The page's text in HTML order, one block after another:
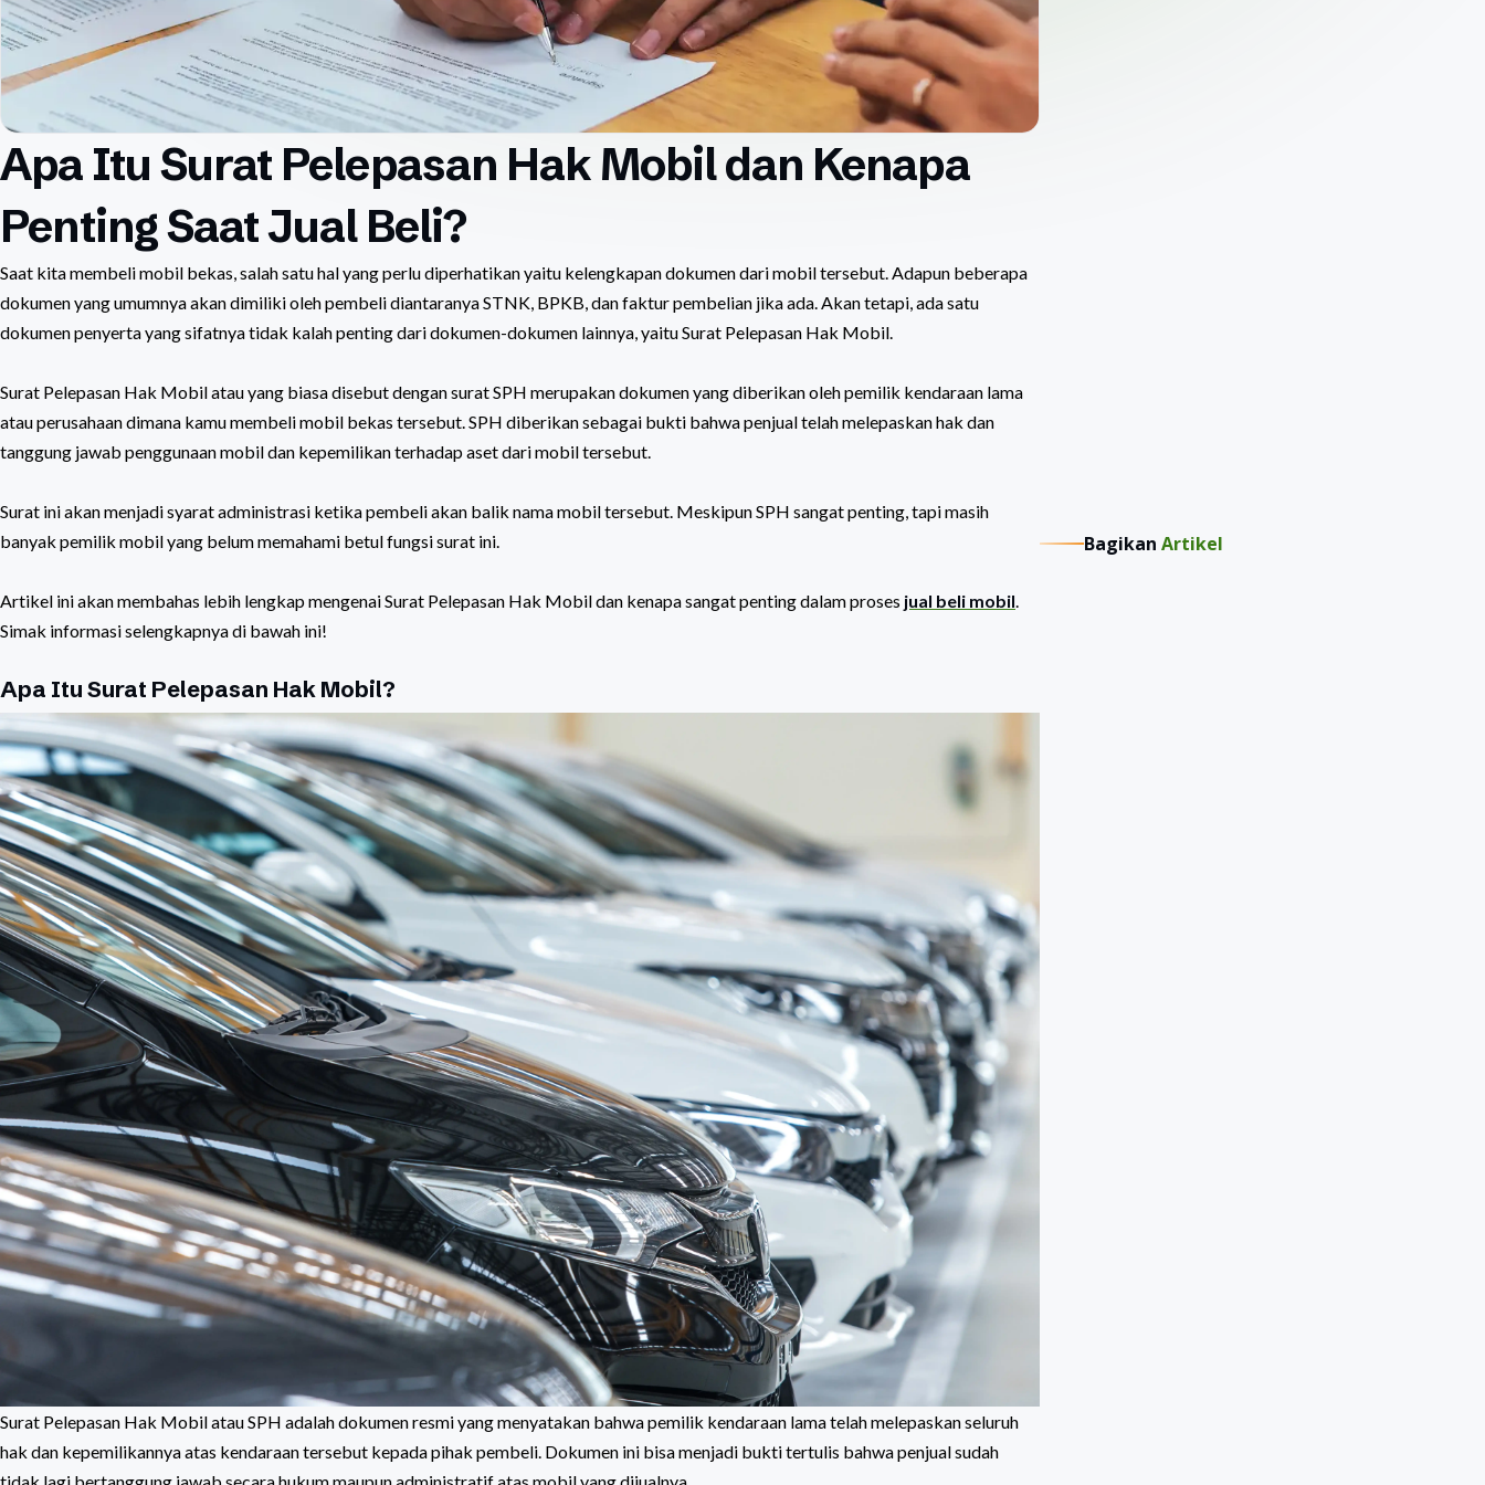
Apa Itu Surat Pelepasan Hak Mobil dan Kenapa
Penting Saat Jual Beli?
Saat kita membeli mobil bekas, salah satu hal yang perlu diperhatikan yaitu kelengkapan dokumen dari mobil tersebut. Adapun beberapa
dokumen yang umumnya akan dimiliki oleh pembeli diantaranya STNK, BPKB, dan faktur pembelian jika ada. Akan tetapi, ada satu
dokumen penyerta yang sifatnya tidak kalah penting dari dokumen-dokumen lainnya, yaitu Surat Pelepasan Hak Mobil.
Surat Pelepasan Hak Mobil atau yang biasa disebut dengan surat SPH merupakan dokumen yang diberikan oleh pemilik kendaraan lama
atau perusahaan dimana kamu membeli mobil bekas tersebut. SPH diberikan sebagai bukti bahwa penjual telah melepaskan hak dan
tanggung jawab penggunaan mobil dan kepemilikan terhadap aset dari mobil tersebut.
Surat ini akan menjadi syarat administrasi ketika pembeli akan balik nama mobil tersebut. Meskipun SPH sangat penting, tapi masih
banyak pemilik mobil yang belum memahami betul fungsi surat ini.
Artikel ini akan membahas lebih lengkap mengenai Surat Pelepasan Hak Mobil dan kenapa sangat penting dalam proses jual beli mobil.
Simak informasi selengkapnya di bawah ini!
Apa Itu Surat Pelepasan Hak Mobil?
Surat Pelepasan Hak Mobil atau SPH adalah dokumen resmi yang menyatakan bahwa pemilik kendaraan lama telah melepaskan seluruh
hak dan kepemilikannya atas kendaraan tersebut kepada pihak pembeli. Dokumen ini bisa menjadi bukti tertulis bahwa penjual sudah
Bagikan Artikel